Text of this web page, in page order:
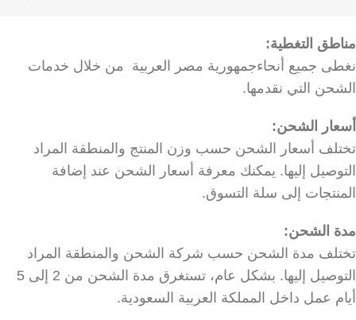
مناطق التغطية:
نغطى جميع أنحاءجمهورية مصر العربية من خلال خدمات
الشحن التي نقدمها.
أسعار الشحن:
تختلف أسعار الشحن حسب وزن المنتج والمنطقة المراد
التوصيل إليها. يمكنك معرفة أسعار الشحن عند إضافة
المنتجات إلى سلة التسوق.
مدة الشحن:
تختلف مدة الشحن حسب شركة الشحن والمنطقة المراد
التوصيل إليها. بشكل عام، تستغرق مدة الشحن من 2 إلى 5
أيام عمل داخل المملكة العربية السعودية.